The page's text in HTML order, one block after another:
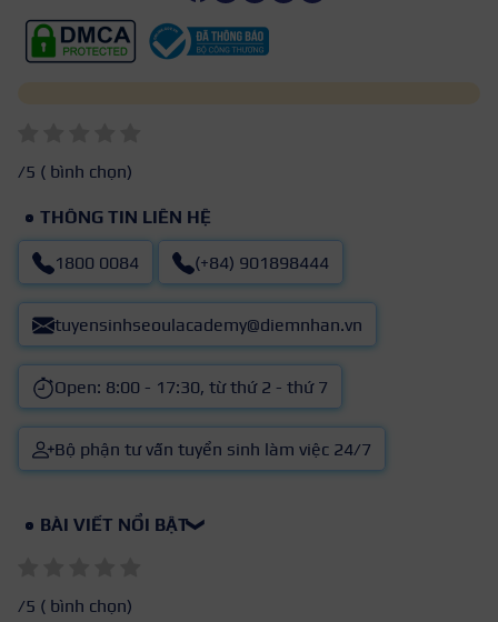
/5 ( bình chọn)
THÔNG TIN LIÊN HỆ
1800 0084 (+84) 901898444
tuyensinhseoulacademy@diemnhan.vn
Open: 8:00 - 17:30, từ thứ 2 - thứ 7
Bộ phận tư vấn tuyển sinh làm việc 24/7
BÀI VIẾT NỔI BẬT❯
/5 ( bình chọn)